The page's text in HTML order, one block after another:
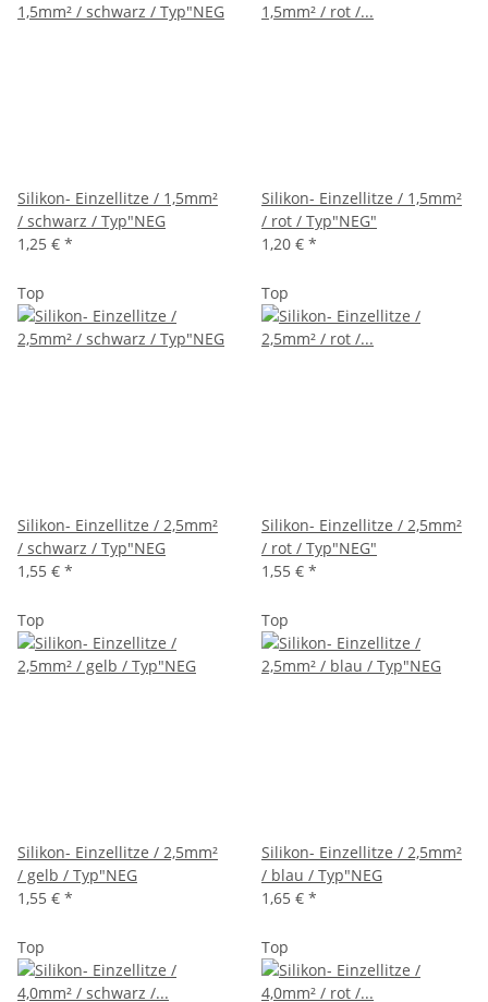
Silikon- Einzellitze / 1,5mm²
/ schwarz / Typ"NEG
1,25 € *
Silikon- Einzellitze / 1,5mm²
/ rot / Typ"NEG"
1,20 € *
Top
Silikon- Einzellitze / 2,5mm²
/ schwarz / Typ"NEG
1,55 € *
Top
Silikon- Einzellitze / 2,5mm²
/ rot / Typ"NEG"
1,55 € *
Top
Silikon- Einzellitze / 2,5mm²
/ gelb / Typ"NEG
1,55 € *
Top
Silikon- Einzellitze / 2,5mm²
/ blau / Typ"NEG
1,65 € *
Top Top